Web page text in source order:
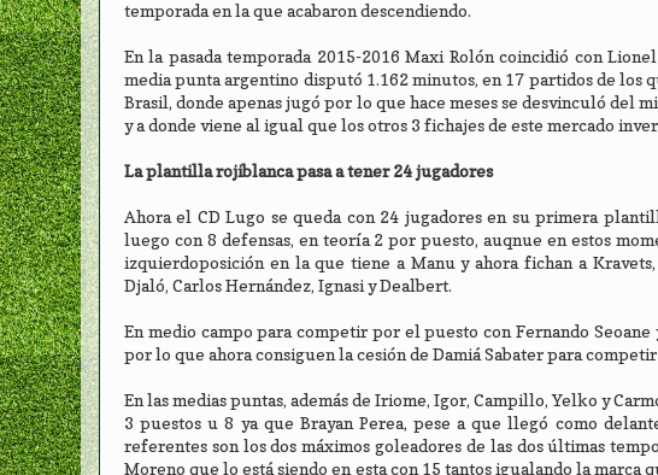
temporada en la que acabaron descendiendo.
En la pasada temporada 2015-2016 Maxi Rolón coincidió con
media punta argentino disputó 1.162 minutos, en 17 partidos de los
Brasil, donde apenas jugó por lo que hace meses se desvinculó del
y a donde viene al igual que los otros 3 fichajes de este mercado
La plantilla rojiblanca pasa a tener 24 jugadores
Ahora el CD Lugo se queda con 24 jugadores en su primera
luego con 8 defensas, en teoría 2 por puesto, auqnue en estos
izquierdoposición en la que tiene a Manu y ahora fichan a
Djaló, Carlos Hernández, Ignasi y Dealbert.
En medio campo para competir por el puesto con Fernando
por lo que ahora consiguen la cesión de Damiá Sabater para
En las medias puntas, además de Iriome, Igor, Campillo, Yelko y
3 puestos u 8 ya que Brayan Perea, pese a que llegó como
referentes son los dos máximos goleadores de las dos últimas
Moreno que lo está siendo en esta con 15 tantos igualando la